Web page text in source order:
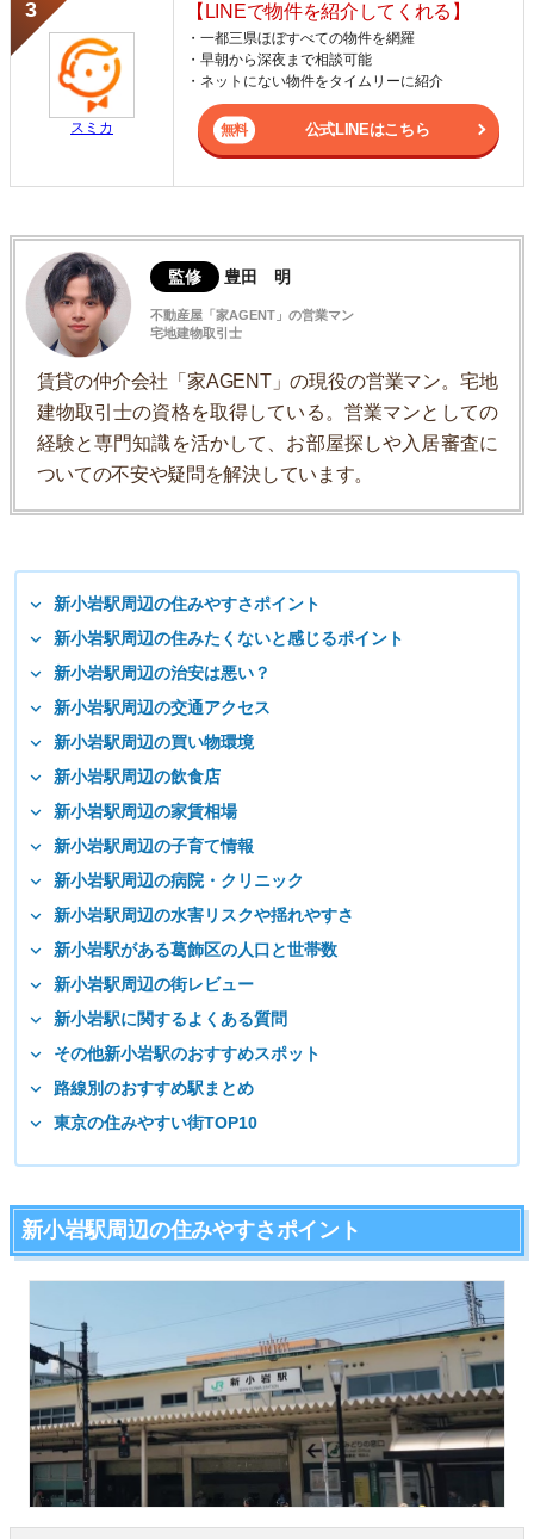
スミカ
【LINEで物件を紹介してくれる】
・一都三県ほぼすべての物件を網羅
・早朝から深夜まで相談可能
・ネットにない物件をタイムリーに紹介
公式LINEはこちら
監修 豊田 明
不動産屋「家AGENT」の営業マン
宅地建物取引士
賃貸の仲介会社「家AGENT」の現役の営業マン。宅地
建物取引士の資格を取得している。営業マンとしての
経験と専門知識を活かして、お部屋探しや入居審査に
ついての不安や疑問を解決しています。
新小岩駅周辺の住みやすさポイント
新小岩駅周辺の住みたくないと感じるポイント
新小岩駅周辺の治安は悪い？
新小岩駅周辺の交通アクセス
新小岩駅周辺の買い物環境
新小岩駅周辺の飲食店
新小岩駅周辺の家賃相場
新小岩駅周辺の子育て情報
新小岩駅周辺の病院・クリニック
新小岩駅周辺の水害リスクや揺れやすさ
新小岩駅がある葛飾区の人口と世帯数
新小岩駅周辺の街レビュー
新小岩駅に関するよくある質問
その他新小岩駅のおすすめスポット
路線別のおすすめ駅まとめ
東京の住みやすい街TOP10
新小岩駅周辺の住みやすさポイント